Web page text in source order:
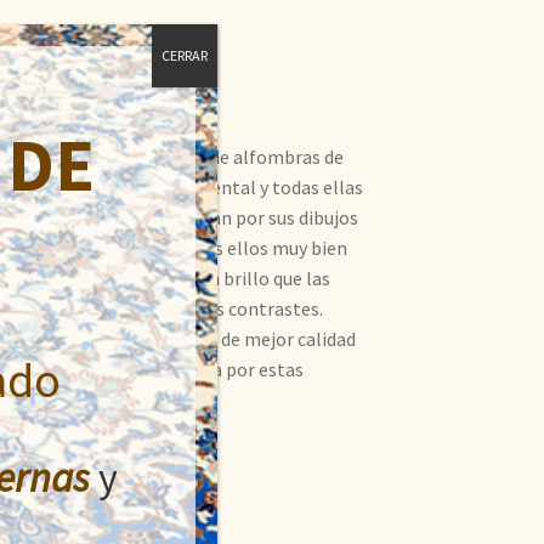
exportó gran cantidad de alfombras de
según el gusto occidental y todas ellas
su nombre. Destacan por sus dibujos
de colores, todos ellos muy bien
Algunas tienen un brillo que las
lanas suaves y hermosos contrastes.
Irán y La India. Las de mejor calidad
en Europa y América por estas
las casas.
y
CERRAR